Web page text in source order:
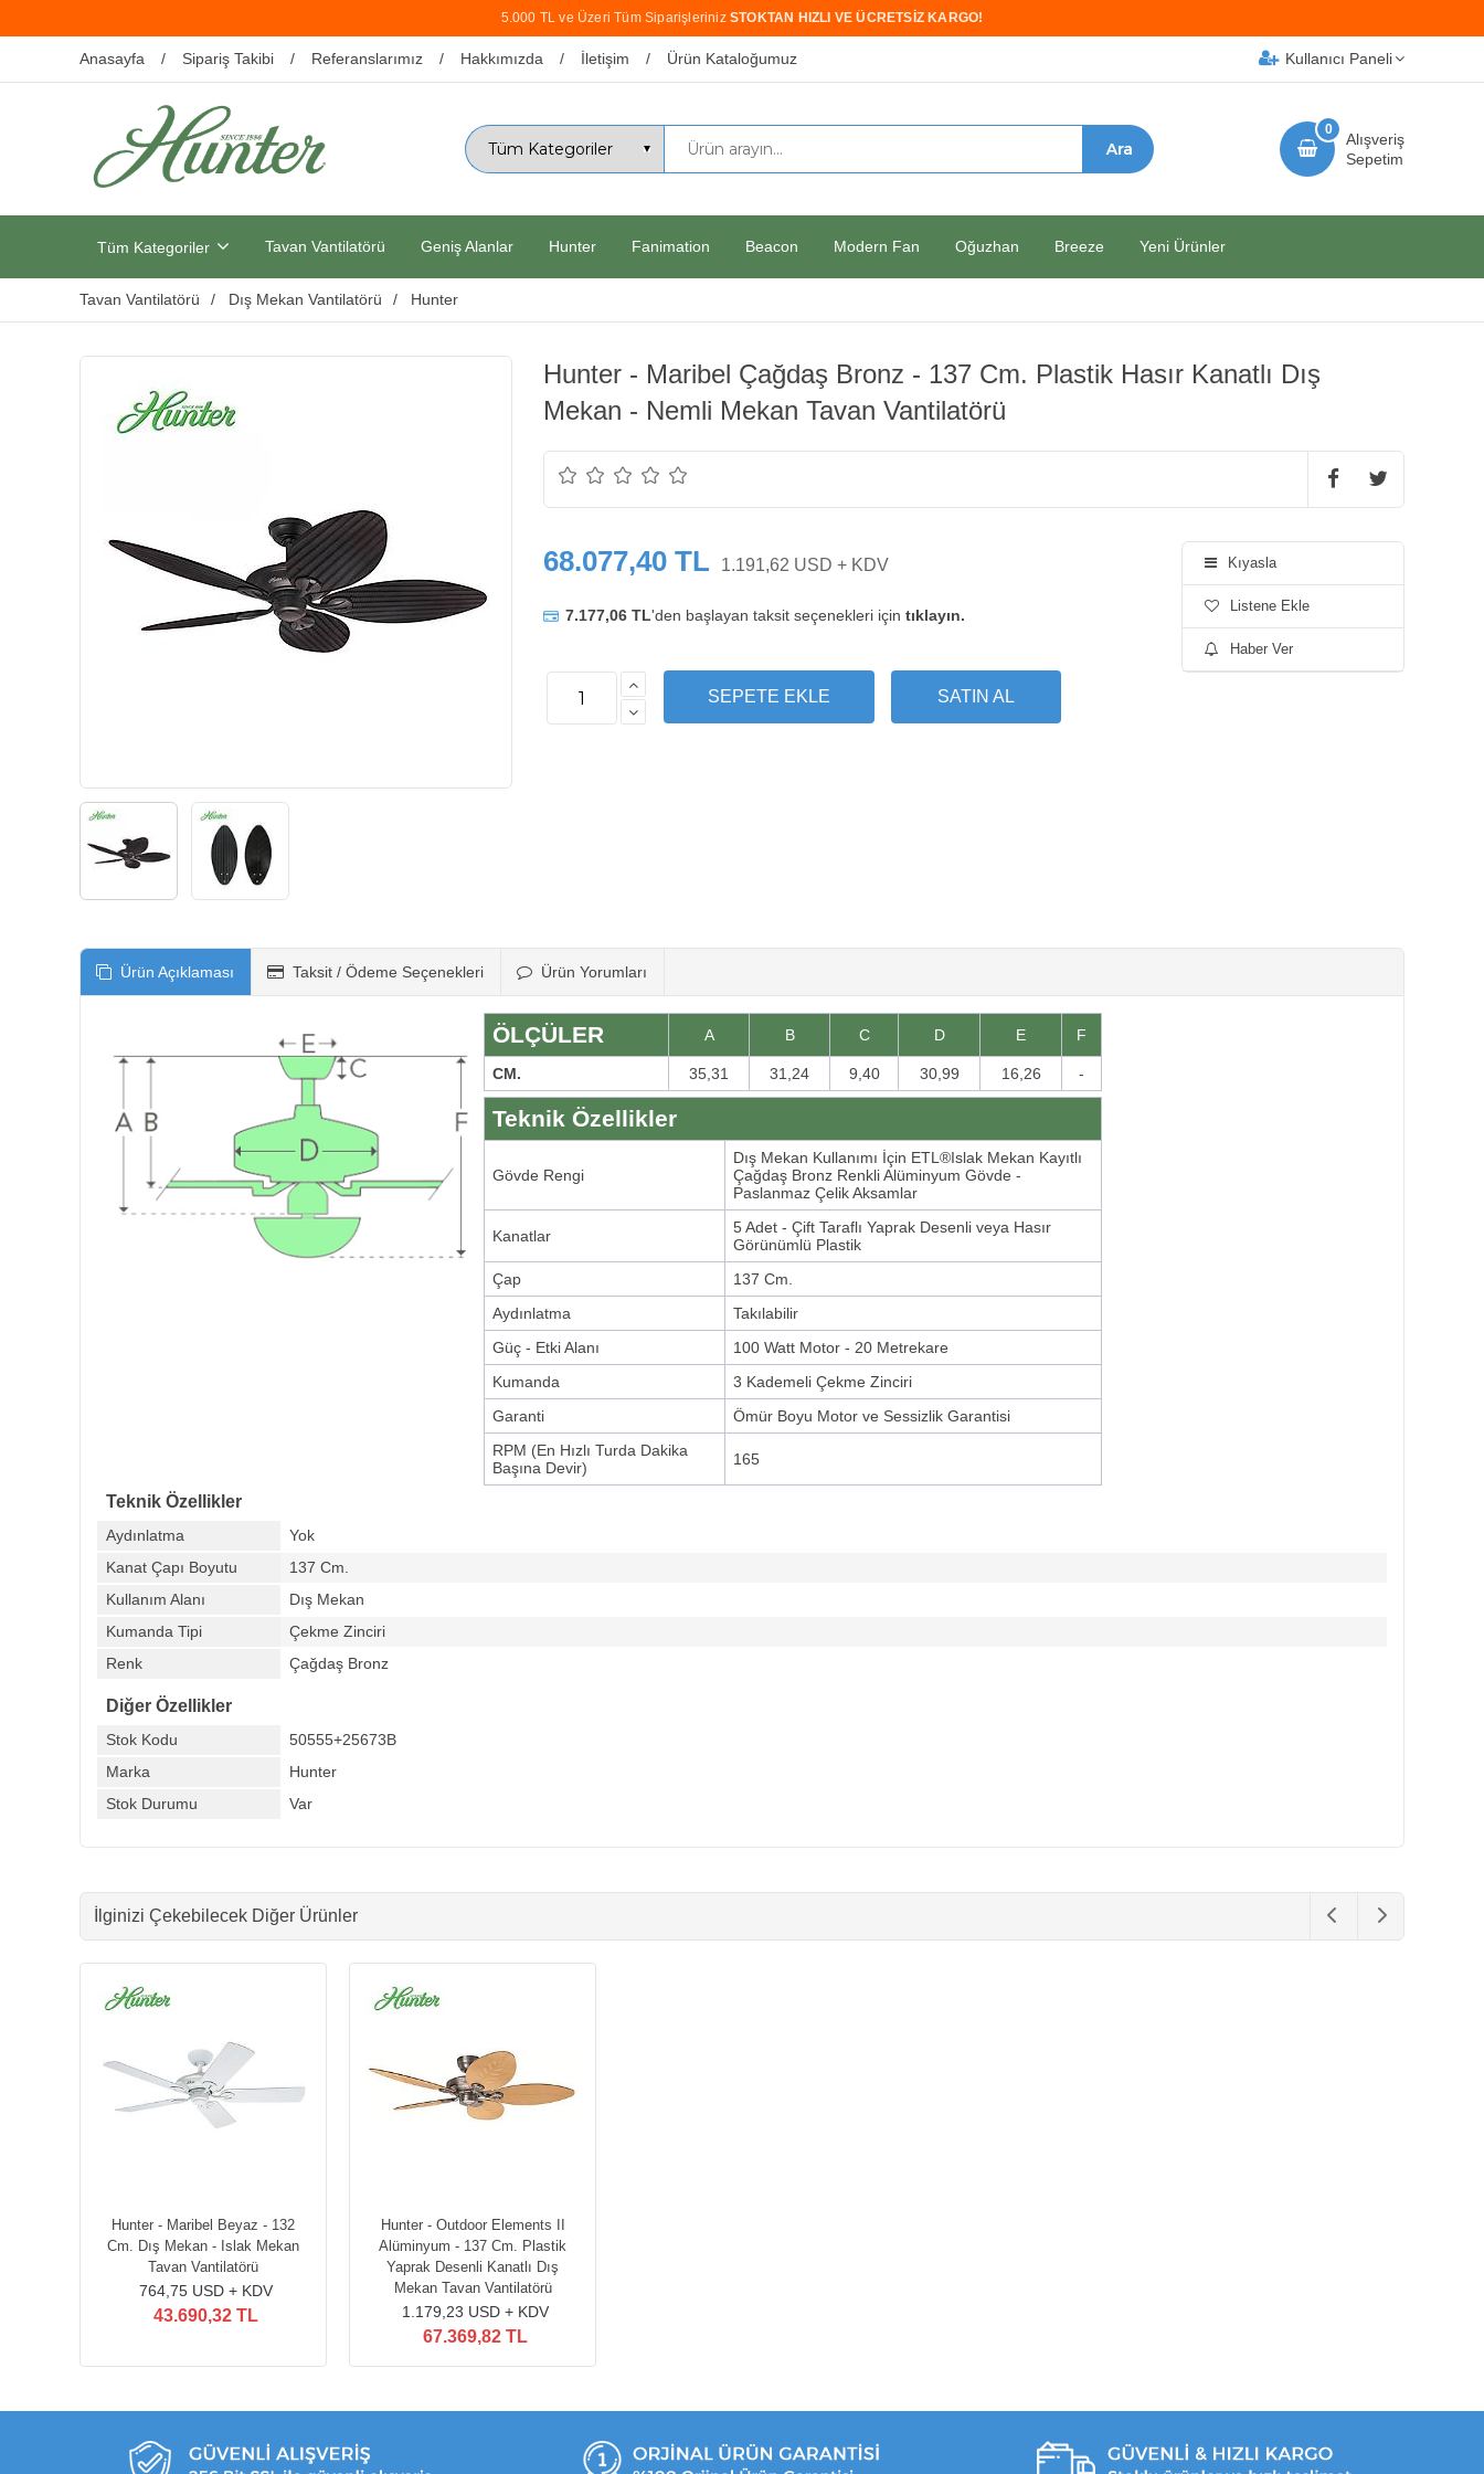
5.000 TL ve Üzeri Tüm Siparişleriniz STOKTAN HIZLI VE ÜCRETSİZ KARGO!
Anasayfa Sipariş Takibi Referanslarımız Hakkımızda İletişim Ürün Kataloğumuz Kullanıcı Paneli
Alışveriş
Sepetim
0
Tüm Kategoriler Tavan Vantilatörü Geniş Alanlar Hunter Fanimation Beacon Modern Fan Oğuzhan Breeze Yeni Ürünler
Tavan Vantilatörü Dış Mekan Vantilatörü Hunter
Hunter - Maribel Çağdaş Bronz - 137 Cm. Plastik Hasır Kanatlı Dış
Mekan - Nemli Mekan Tavan Vantilatörü
68.077,40 TL 1.191,62 USD + KDV
7.177,06 TL'den başlayan taksit seçenekleri için tıklayın.
Kıyasla
Listene Ekle
Haber Ver
Ürün Açıklaması Taksit / Ödeme Seçenekleri Ürün Yorumları
ÖLÇÜLER A B C D E F
CM. 35,31 31,24 9,40 30,99 16,26 -
Teknik Özellikler
Gövde Rengi
Dış Mekan Kullanımı İçin ETL®Islak Mekan Kayıtlı
Çağdaş Bronz Renkli Alüminyum Gövde -
Paslanmaz Çelik Aksamlar
Kanatlar
5 Adet - Çift Taraflı Yaprak Desenli veya Hasır
Görünümlü Plastik
Çap
137 Cm.
Aydınlatma
Takılabilir
Güç - Etki Alanı
100 Watt Motor - 20 Metrekare
Kumanda
3 Kademeli Çekme Zinciri
Garanti
Ömür Boyu Motor ve Sessizlik Garantisi
RPM (En Hızlı Turda Dakika
Başına Devir)
165
Teknik Özellikler
Aydınlatma
Yok
Kanat Çapı Boyutu
137 Cm.
Kullanım Alanı
Dış Mekan
Kumanda Tipi
Çekme Zinciri
Renk
Çağdaş Bronz
Diğer Özellikler
Stok Kodu
50555+25673B
Marka
Hunter
Stok Durumu
Var
İlginizi Çekebilecek Diğer Ürünler
Hunter - Maribel Beyaz - 132
Cm. Dış Mekan - Islak Mekan
Tavan Vantilatörü
764,75 USD + KDV
43.690,32 TL
Hunter - Outdoor Elements II
Alüminyum - 137 Cm. Plastik
Yaprak Desenli Kanatlı Dış
Mekan Tavan Vantilatörü
1.179,23 USD + KDV
67.369,82 TL